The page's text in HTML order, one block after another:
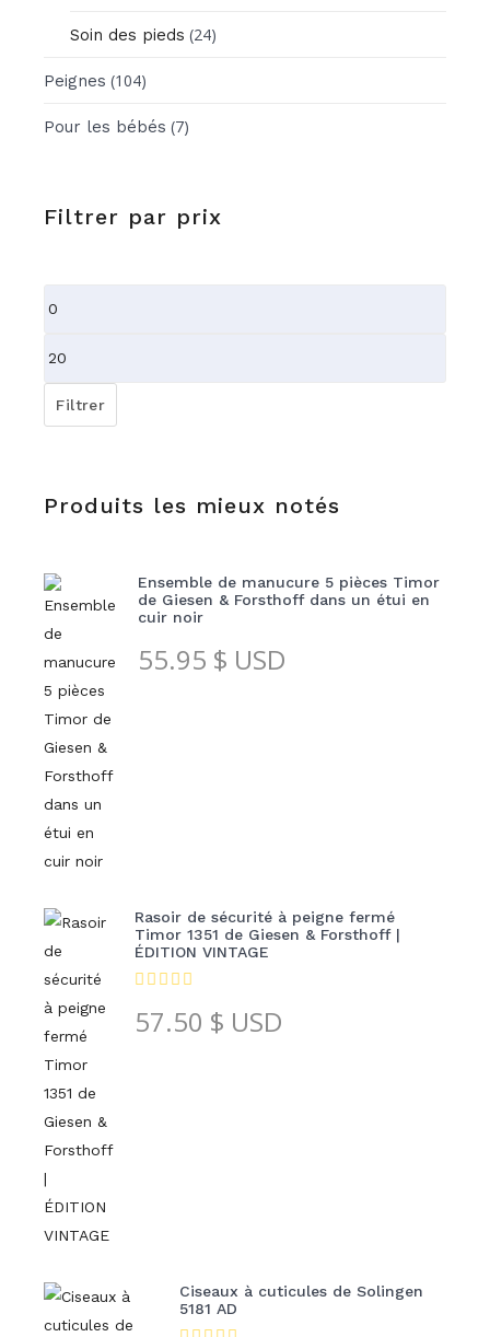
Soin des pieds (24)
Peignes (104)
Pour les bébés (7)
Filtrer par prix
Prix
Prix
max
Filtrer
Produits les mieux notés
Ensemble de manucure 5 pièces Timor
de Giesen & Forsthoff dans un étui en
cuir noir
55.95 $ USD
Rasoir de sécurité à peigne fermé
Timor 1351 de Giesen & Forsthoff |
ÉDITION VINTAGE
57.50 $ USD
Ciseaux à cuticules de Solingen
5181 AD